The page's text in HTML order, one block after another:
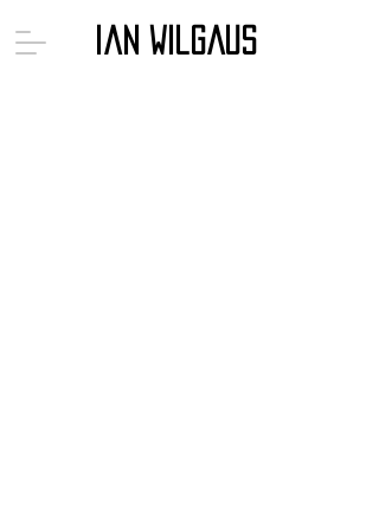
Ian Wilgaus